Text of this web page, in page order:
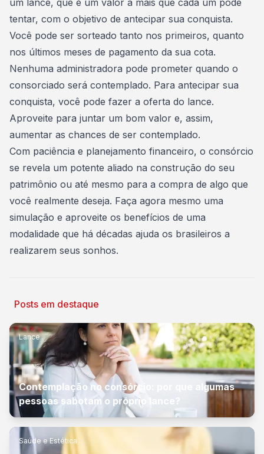
um lance, que é um valor a mais que cada um pode
tentar, com o objetivo de antecipar sua conquista.
Você pode ser sorteado tanto nos primeiros, quanto
nos últimos meses de pagamento da sua cota.
Nenhuma administradora pode prometer quando o
consorciado será contemplado. Para antecipar sua
conquista, você pode fazer a oferta do lance.
Aproveite para juntar um bom valor e, assim,
aumentar as chances de ser contemplado.
Com paciência e planejamento financeiro, o consórcio
se revela um potente aliado na construção do seu
patrimônio ou até mesmo para a compra de algo que
você realmente deseja. Faça agora mesmo uma
simulação e aproveite os benefícios de uma
modalidade que há décadas ajuda os brasileiros a
realizarem seus sonhos.
Posts em destaque
Lance
Contemplação no consórcio: por que algumas
pessoas sabotam o próprio lance?
Saúde e Estética